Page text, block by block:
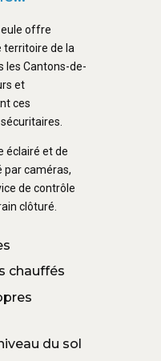
offre
territoire de la
les Cantons-de-
et
ces
éclairé et de
par caméras,
de contrôle
clôturé.
chauffés
du sol